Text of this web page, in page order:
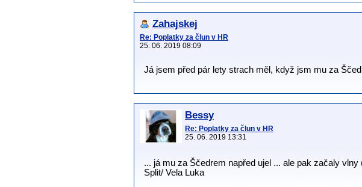
Zahajskej
Re: Poplatky za člun v HR
25. 06. 2019 08:09
Já jsem před pár lety strach měl, když jsm mu za
Bessy
Re: Poplatky za člun v HR
25. 06. 2019 13:31
... já mu za Ščedrem napřed ujel ... ale pak začaly
Split/ Vela Luka